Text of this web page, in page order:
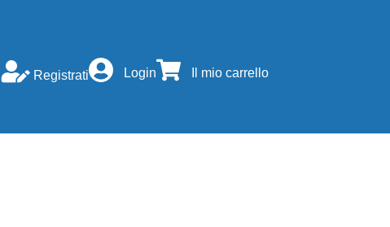
Registrati Login Il mio carrello